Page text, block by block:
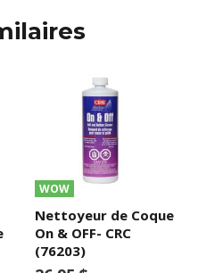
WOW
Nettoyeur de Coque
On & OFF- CRC
(76203)